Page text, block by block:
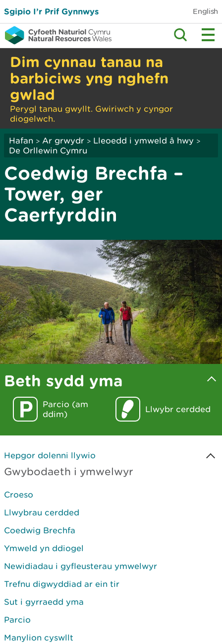
Sgipio I’r Prif Gynnwys English
Dim cynnau tanau na
barbiciws yng nghefn
gwlad
Perygl tanau gwyllt. Gwiriwch y cyngor
diogelwch.
Hafan > Ar grwydr > Lleoedd i ymweld â hwy >
De Orllewin Cymru
Coedwig Brechfa –
Tower, ger
Caerfyrddin
Beth sydd yma
Parcio (am
ddim)
Llwybr cerdded
Hepgor dolenni llywio
Gwybodaeth i ymwelwyr
Croeso
Llwybrau cerdded
Coedwig Brechfa
Ymweld yn ddiogel
Newidiadau i gyfleusterau ymwelwyr
Trefnu digwyddiad ar ein tir
Sut i gyrraedd yma
Parcio
Manylion cyswllt